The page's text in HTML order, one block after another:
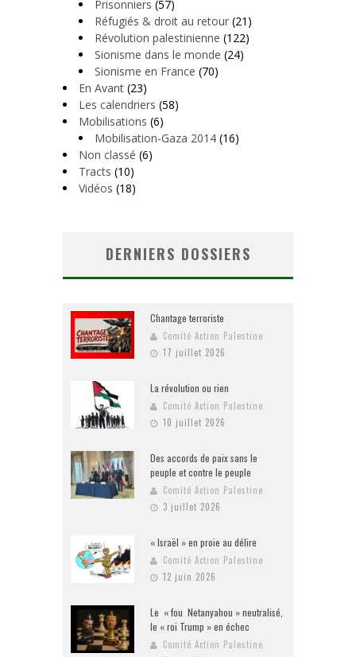
Prisonniers (57)
Réfugiés & droit au retour (21)
Révolution palestinienne (122)
Sionisme dans le monde (24)
Sionisme en France (70)
En Avant (23)
Les calendriers (58)
Mobilisations (6)
Mobilisation-Gaza 2014 (16)
Non classé (6)
Tracts (10)
Vidéos (18)
DERNIERS DOSSIERS
Chantage terroriste
Comité Action Palestine
17 juillet 2026
La révolution ou rien
Comité Action Palestine
10 juillet 2026
Des accords de paix sans le
peuple et contre le peuple
Comité Action Palestine
3 juillet 2026
« Israël » en proie au délire
Comité Action Palestine
12 juin 2026
Le « fou Netanyahou » neutralisé,
le « roi Trump » en échec
Comité Action Palestine